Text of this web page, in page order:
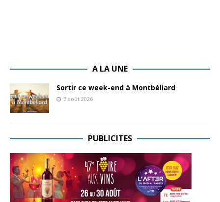
A LA UNE
Sortir ce week-end à Montbéliard
7 août 2026
PUBLICITES